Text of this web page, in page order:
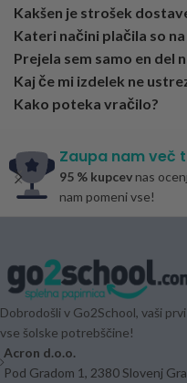
Kakšen je strošek
Kateri načini plačila so
Prejela sem samo en del
Kaj če mi izdelek ne
Kako poteka vračilo?
Zaupa nam več
95 % kupcev nas
nam pomeni vse!
Dobrodošli v Go2School, vaši
vse šolske potrebščine!
Acron d.o.o.
Pod Gradom 1, 2380 Slovenj